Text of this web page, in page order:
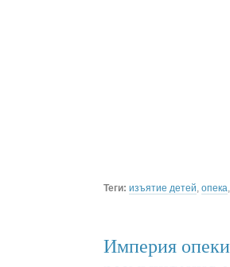
Теги: изъятие детей, опека,
Империя